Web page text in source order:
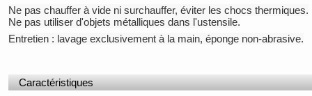
Ne pas chauffer à vide ni surchauffer, éviter les chocs thermiques.
Ne pas utiliser d'objets métalliques dans l'ustensile.
Entretien : lavage exclusivement à la main, éponge non-abrasive.
Caractéristiques